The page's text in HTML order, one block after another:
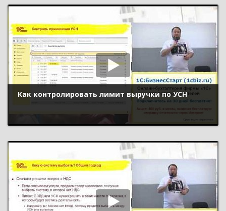
Как контролировать лимит выручки по УСН